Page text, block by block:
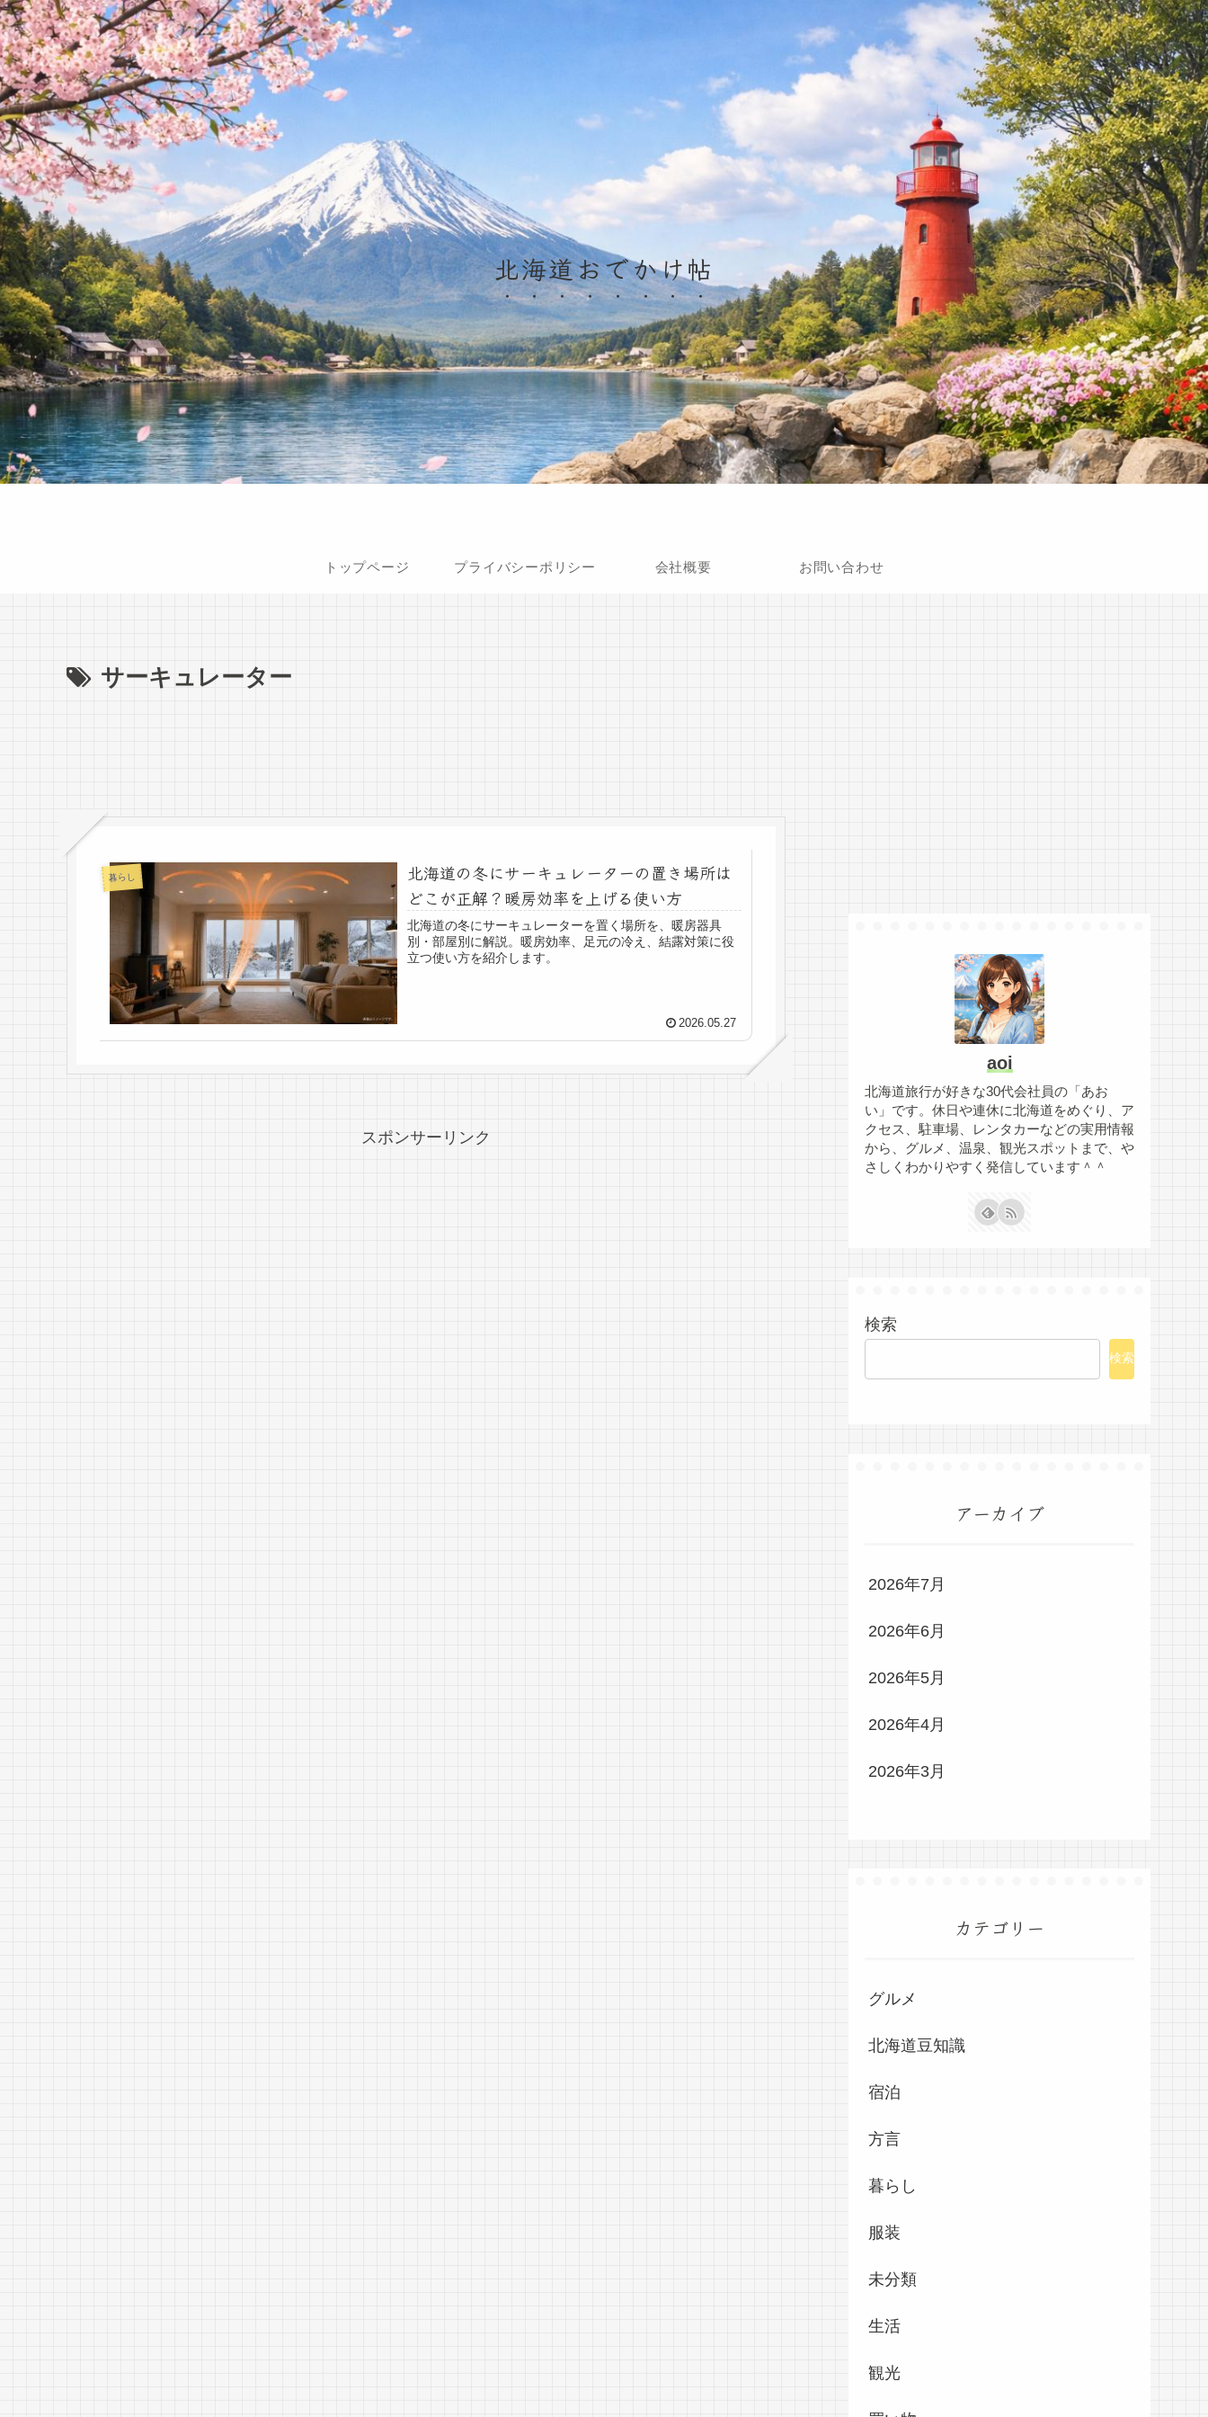
北海道おでかけ帖
トップページ プライバシーポリシー 会社概要 お問い合わせ
サーキュレーター
暮らし
北海道の冬にサーキュレーターの置き場所は
どこが正解？暖房効率を上げる使い方
北海道の冬にサーキュレーターを置く場所を、暖房器具
別・部屋別に解説。暖房効率、足元の冷え、結露対策に役
立つ使い方を紹介します。
2026.05.27
スポンサーリンク
aoi
北海道旅行が好きな30代会社員の「あお
い」です。休日や連休に北海道をめぐり、ア
クセス、駐車場、レンタカーなどの実用情報
から、グルメ、温泉、観光スポットまで、や
さしくわかりやすく発信しています＾＾
検索
検索
アーカイブ
2026年7月
2026年6月
2026年5月
2026年4月
2026年3月
カテゴリー
グルメ
北海道豆知識
宿泊
方言
暮らし
服装
未分類
生活
観光